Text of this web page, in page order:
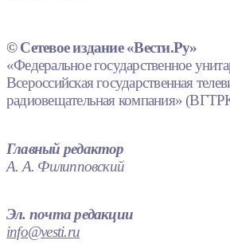
© Сетевое издание «Вести.Ру»
«Федеральное государственное
Всероссийская государственная
радиовещательная компания»
Главный редактор
А. А. Филипповский
Эл. почта редакции
info@vesti.ru